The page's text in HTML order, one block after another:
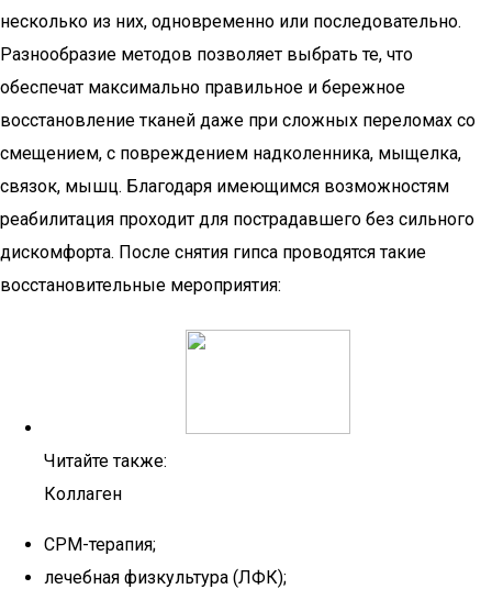
несколько из них, одновременно или последовательно.
Разнообразие методов позволяет выбрать те, что
обеспечат максимально правильное и бережное
восстановление тканей даже при сложных переломах со
смещением, с повреждением надколенника, мыщелка,
связок, мышц. Благодаря имеющимся возможностям
реабилитация проходит для пострадавшего без сильного
дискомфорта. После снятия гипса проводятся такие
восстановительные мероприятия:
Читайте также:
Коллаген
СРМ-терапия;
лечебная физкультура (ЛФК);